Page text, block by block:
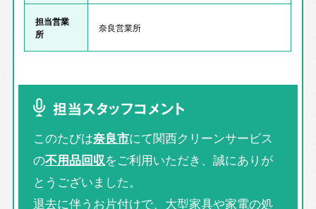
担当営業
所
奈良営業所
担当スタッフコメント
このたびは奈良市にて関西クリーンサービス
の不用品回収をご利用いただき、誠にありが
とうございました。
退去に伴うお片付けで、大型家具や家電の処